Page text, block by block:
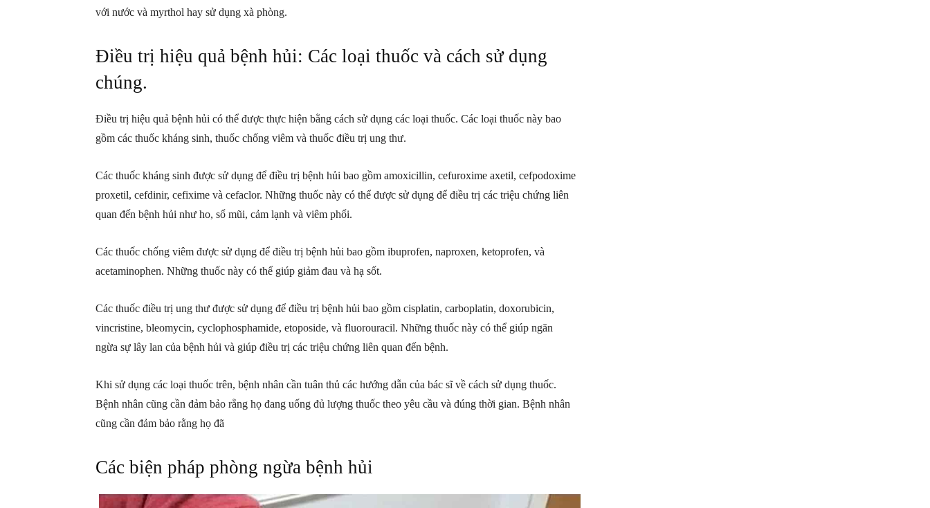
với nước và myrthol hay sử dụng xà phòng.
Điều trị hiệu quả bệnh hủi: Các loại thuốc và cách sử dụng
chúng.
Điều trị hiệu quả bệnh hủi có thể được thực hiện bằng cách sử dụng các loại thuốc. Các loại thuốc này bao
gồm các thuốc kháng sinh, thuốc chống viêm và thuốc điều trị ung thư.
Các thuốc kháng sinh được sử dụng để điều trị bệnh hủi bao gồm amoxicillin, cefuroxime axetil, cefpodoxime
proxetil, cefdinir, cefixime và cefaclor. Những thuốc này có thể được sử dụng để điều trị các triệu chứng liên
quan đến bệnh hủi như ho, sổ mũi, cảm lạnh và viêm phổi.
Các thuốc chống viêm được sử dụng để điều trị bệnh hủi bao gồm ibuprofen, naproxen, ketoprofen, và
acetaminophen. Những thuốc này có thể giúp giảm đau và hạ sốt.
Các thuốc điều trị ung thư được sử dụng để điều trị bệnh hủi bao gồm cisplatin, carboplatin, doxorubicin,
vincristine, bleomycin, cyclophosphamide, etoposide, và fluorouracil. Những thuốc này có thể giúp ngăn
ngừa sự lây lan của bệnh hủi và giúp điều trị các triệu chứng liên quan đến bệnh.
Khi sử dụng các loại thuốc trên, bệnh nhân cần tuân thủ các hướng dẫn của bác sĩ về cách sử dụng thuốc.
Bệnh nhân cũng cần đảm bảo rằng họ đang uống đủ lượng thuốc theo yêu cầu và đúng thời gian. Bệnh nhân
cũng cần đảm bảo rằng họ đã
Các biện pháp phòng ngừa bệnh hủi